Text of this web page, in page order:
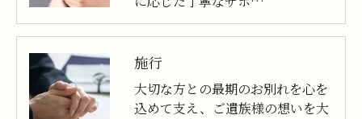
施行
大切な方との最期のお別れを心を
込めて支え、ご遺族様の想いを大